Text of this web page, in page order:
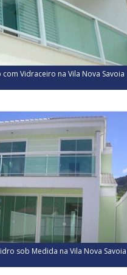
Vidraceiro na Vila Nova Savoia
sob Medida na Vila Nova Savoia